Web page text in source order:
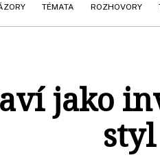
TÉMATA ROZHOVORY
jako